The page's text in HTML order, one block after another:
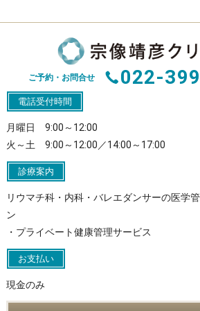
ご予約・お問合せ 022-
電話受付時間
月曜日 9:00～12:00
火～土 9:00～12:00／14:00～17:00
診療案内
リウマチ科・内科・バレエダンサーの医学
ン
・プライベート健康管理サービス
お支払い
現金のみ